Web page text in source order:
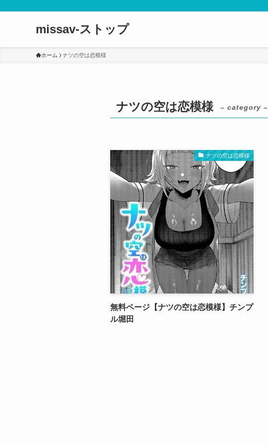
missav-ストップ
ホーム ナツの空は恋模様
ナツの空は恋模様 – category –
ナツの空は恋模様
無料ページ【ナツの空は恋模様】チンプ
ル堀田